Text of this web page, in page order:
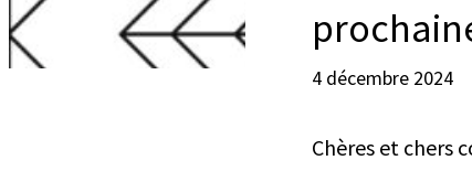
4 décembre 2024
Chères et chers